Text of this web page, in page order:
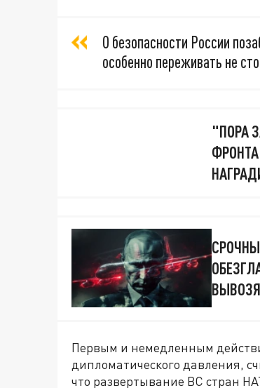
О безопасности России
особенно переживать не
"ПОРА
Первым и немедленным
дипломатического давления,
что развертывание ВС стран